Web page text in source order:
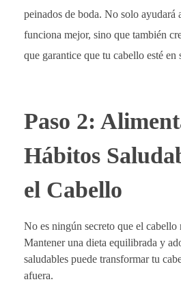
peinados de boda. No solo ayudará
funciona mejor, sino que también
que garantice que tu cabello esté en
Paso 2:
Hábitos
el Cabello
No es ningún secreto que el cabello
Mantener una dieta equilibrada y
saludables puede transformar tu
afuera.